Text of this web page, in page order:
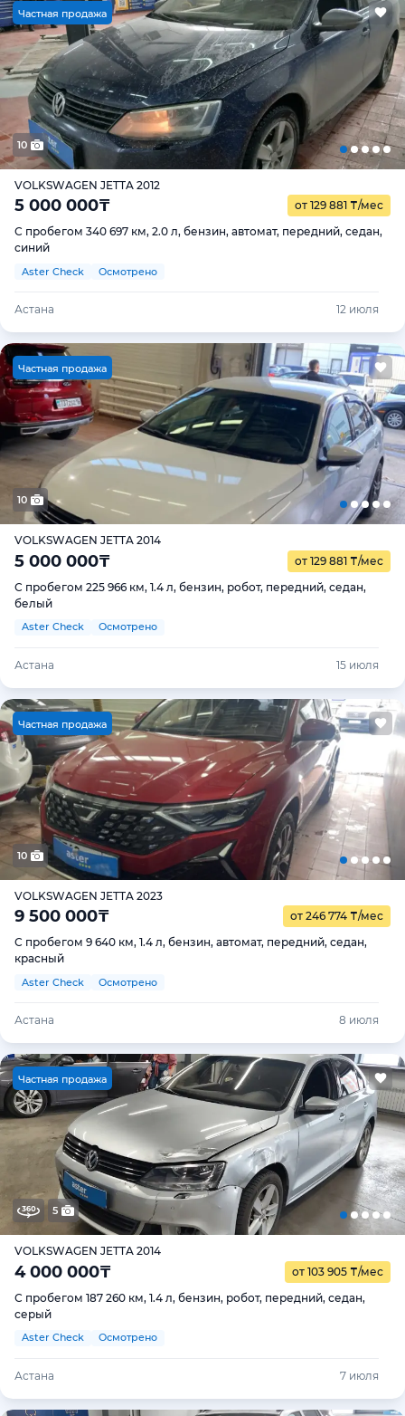
Частная продажа
10
VOLKSWAGEN JETTA 2012
5 000 000₸ от 129 881 ₸/мес
С пробегом 340 697 км, 2.0 л, бензин, автомат, передний, седан,
синий
Aster Check Осмотрено
Астана 12 июля
Частная продажа
10
VOLKSWAGEN JETTA 2014
5 000 000₸ от 129 881 ₸/мес
С пробегом 225 966 км, 1.4 л, бензин, робот, передний, седан,
белый
Aster Check Осмотрено
Астана 15 июля
Частная продажа
10
VOLKSWAGEN JETTA 2023
9 500 000₸ от 246 774 ₸/мес
С пробегом 9 640 км, 1.4 л, бензин, автомат, передний, седан,
красный
Aster Check Осмотрено
Астана 8 июля
Частная продажа
5
VOLKSWAGEN JETTA 2014
4 000 000₸ от 103 905 ₸/мес
С пробегом 187 260 км, 1.4 л, бензин, робот, передний, седан,
серый
Aster Check Осмотрено
Астана 7 июля